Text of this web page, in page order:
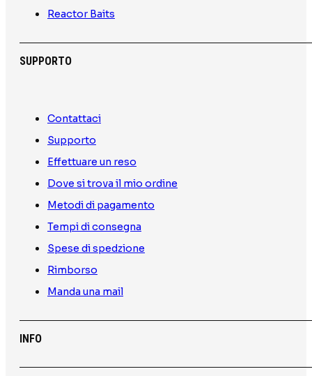
Reactor Baits
SUPPORTO
Contattaci
Supporto
Effettuare un reso
Dove si trova il mio ordine
Metodi di pagamento
Tempi di consegna
Spese di spedzione
Rimborso
Manda una mail
INFO